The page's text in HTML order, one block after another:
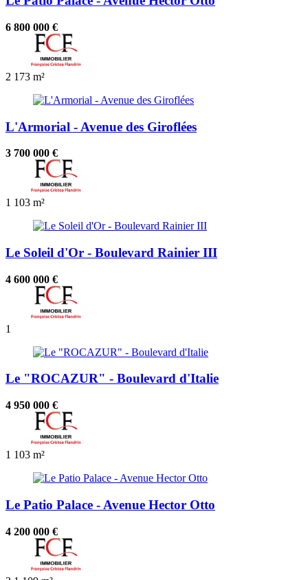
6 800 000 €
2 173 m²
L'Armorial - Avenue des Giroflées
3 700 000 €
1 103 m²
Le Soleil d'Or - Boulevard Rainier III
4 600 000 €
1
Le "ROCAZUR" - Boulevard d'Italie
4 950 000 €
1 103 m²
Le Patio Palace - Avenue Hector Otto
4 200 000 €